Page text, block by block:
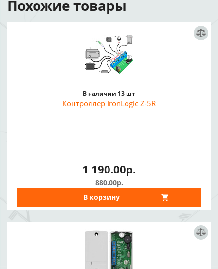
Похожие товары
В наличии 13 шт
Контроллер IronLogic Z-5R
1 190.00р.
880.00р.
В корзину